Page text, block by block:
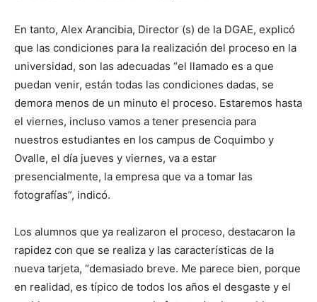
En tanto, Alex Arancibia, Director (s) de la DGAE, explicó
que las condiciones para la realización del proceso en la
universidad, son las adecuadas “el llamado es a que
puedan venir, están todas las condiciones dadas, se
demora menos de un minuto el proceso. Estaremos hasta
el viernes, incluso vamos a tener presencia para
nuestros estudiantes en los campus de Coquimbo y
Ovalle, el día jueves y viernes, va a estar
presencialmente, la empresa que va a tomar las
fotografías”, indicó.
Los alumnos que ya realizaron el proceso, destacaron la
rapidez con que se realiza y las características de la
nueva tarjeta, “demasiado breve. Me parece bien, porque
en realidad, es típico de todos los años el desgaste y el